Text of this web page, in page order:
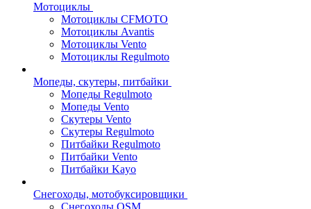
Мотоциклы
Мотоциклы CFMOTO
Мотоциклы Avantis
Мотоциклы Vento
Мотоциклы Regulmoto
Мопеды, скутеры, питбайки
Мопеды Regulmoto
Мопеды Vento
Скутеры Vento
Скутеры Regulmoto
Питбайки Regulmoto
Питбайки Vento
Питбайки Kayo
Снегоходы, мотобуксировщики
Снегоходы OSM